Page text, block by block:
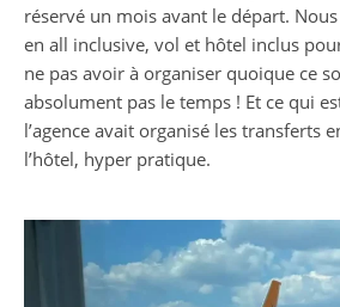
réservé un mois avant le départ.
en all inclusive, vol et hôtel inclus
ne pas avoir à organiser quoique ce
absolument pas le temps ! Et ce qui
l’agence avait organisé les transferts
l’hôtel, hyper pratique.